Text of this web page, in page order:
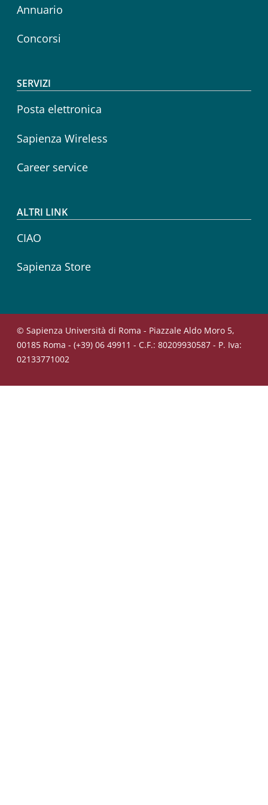
Annuario
Concorsi
SERVIZI
Posta elettronica
Sapienza Wireless
Career service
ALTRI LINK
CIAO
Sapienza Store
© Sapienza Università di Roma - Piazzale Aldo Moro 5,
00185 Roma - (+39) 06 49911 - C.F.: 80209930587 - P. Iva:
02133771002